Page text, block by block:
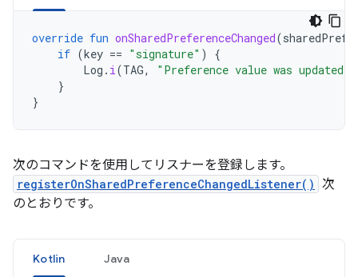
override fun onSharedPreferenceChanged(
if (key == "signature" )
{
Log . i(TAG,
"Preference value was updated
}
}
次のコマンドを使用してリスナーを登録します。
registerOnSharedPreferenceChangedListener() 次
のとおりです。
Kotlin Java